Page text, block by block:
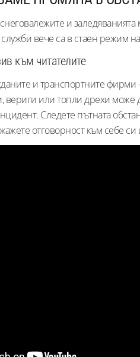
и
вече са в стаен режим
към читателите
и транспортните
вериги или топли дрехи може
Следете пътната
отговорност към себе си